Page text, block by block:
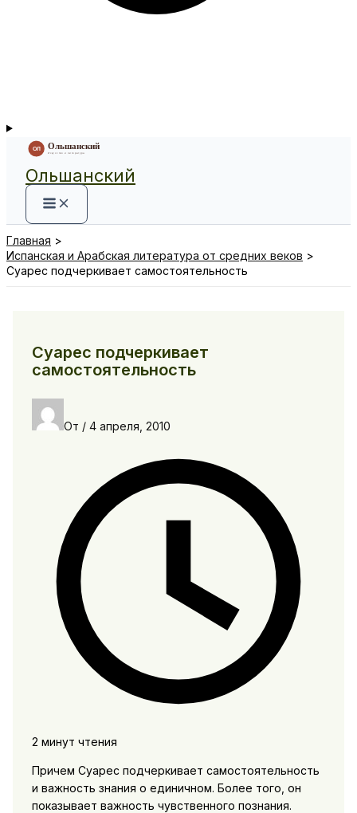
Ольшанский
Главная
Испанская и Арабская литература от средних веков
Суарес подчеркивает самостоятельность
Суарес подчеркивает
самостоятельность
От / 4 апреля, 2010
2 минут чтения
Причем Суарес подчеркивает самостоятельность
и важность знания о единичном. Более того, он
показывает важность чувственного познания.